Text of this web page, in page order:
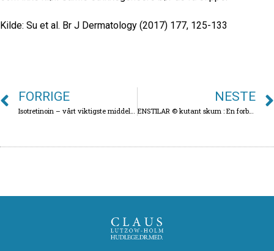
Kilde: Su et al. Br J Dermatology (2017) 177, 125-133
FORRIGE NESTE
ENSTILAR © kutant skum : En forbedret variant av Daivobet gel mot psoriasis